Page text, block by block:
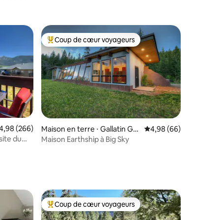
: 5 sur 5
appréciés
moyenne sur la base de 266 commentaires : 4,98 sur 5
(266)
du
Coups de cœur voyageurs les plus appréciés
Coup de cœur voyageurs
Maison en terre ⋅ Gallatin Gat
eway
Évaluation moyenne
4,98 (66)
Maison Earthship à Big Sky
appréciés Coups de cœur voyageurs les plus appréciés
Coup de cœur voyageurs